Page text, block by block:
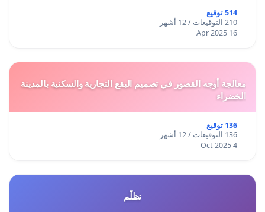
514 توقيع
210 التوقيعات / 12 أشهر
16 Apr 2025
معالجة أوجه القصور في تصميم البقع التجارية والسكنية بالمدينة
الخضراء
136 توقيع
136 التوقيعات / 12 أشهر
4 Oct 2025
تظلّم